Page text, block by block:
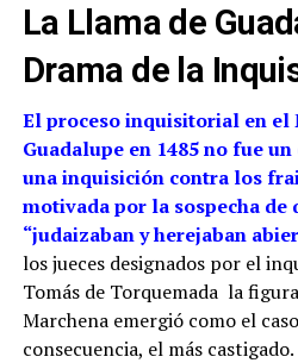
La Llama de
Drama de la
El proceso inquisitorial en el
Guadalupe en 1485 no fue
una inquisición contra los
motivada por la sospecha de
“judaizaban y herejaban
los jueces designados por el
Tomás de Torquemada la
Marchena emergió como el
consecuencia, el más castigado.